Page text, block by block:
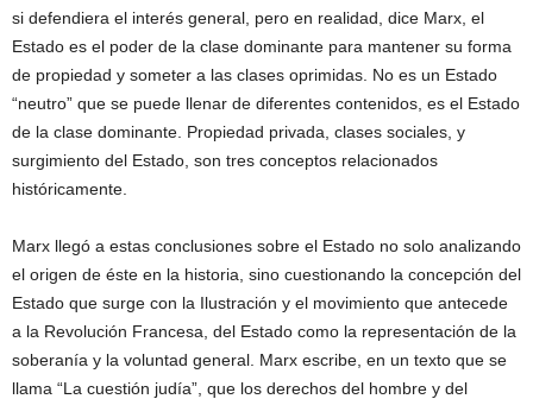
si defendiera el interés general, pero en realidad, dice Marx, el
Estado es el poder de la clase dominante para mantener su forma
de propiedad y someter a las clases oprimidas. No es un Estado
“neutro” que se puede llenar de diferentes contenidos, es el Estado
de la clase dominante. Propiedad privada, clases sociales, y
surgimiento del Estado, son tres conceptos relacionados
históricamente.
Marx llegó a estas conclusiones sobre el Estado no solo analizando
el origen de éste en la historia, sino cuestionando la concepción del
Estado que surge con la Ilustración y el movimiento que antecede
a la Revolución Francesa, del Estado como la representación de la
soberanía y la voluntad general. Marx escribe, en un texto que se
llama “La cuestión judía”, que los derechos del hombre y del